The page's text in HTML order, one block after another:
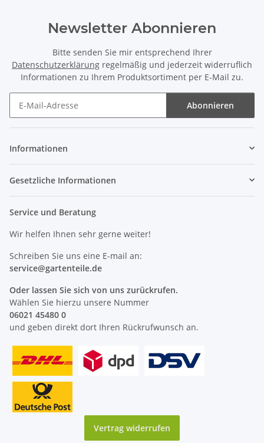
Newsletter Abonnieren
Bitte senden Sie mir entsprechend Ihrer
Datenschutzerklärung regelmäßig und jederzeit widerruflich
Informationen zu Ihrem Produktsortiment per E-Mail zu.
Abonnieren
Informationen
Gesetzliche Informationen
Service und Beratung
Wir helfen Ihnen sehr gerne weiter!
Schreiben Sie uns eine E-mail an:
service@gartenteile.de
Oder lassen Sie sich von uns zurückrufen.
Wählen Sie hierzu unsere Nummer
06021 45480 0
und geben direkt dort Ihren Rückrufwunsch an.
Vertrag widerrufen